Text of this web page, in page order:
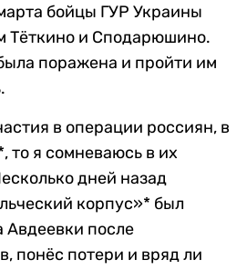
бойцы ГУР Украины
Тёткино и Сподарюшино.
поражена и пройти им
в операции россиян, в
то я сомневаюсь в их
дней назад
корпус»* был
Авдеевки после
понёс потери и вряд ли